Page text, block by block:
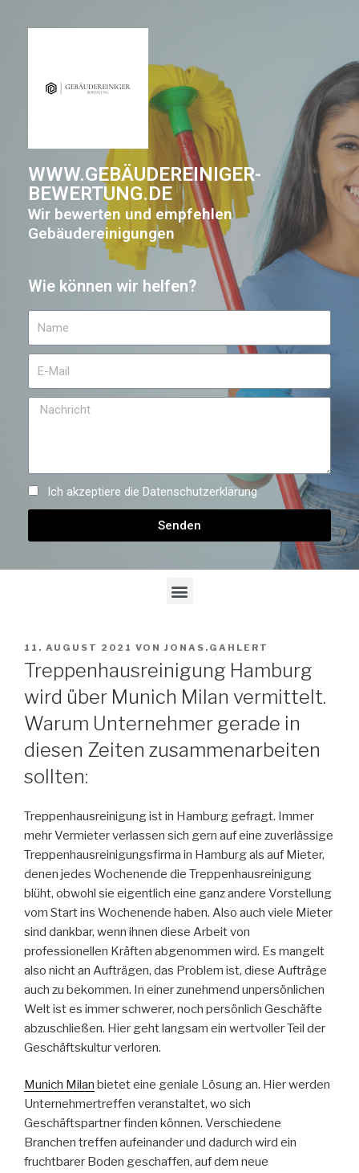
WWW.GEBÄUDEREINIGER-
BEWERTUNG.DE
Wir bewerten und empfehlen
Gebäudereinigungen
Wie können wir helfen?
Ich akzeptiere die Datenschutzerklärung
Senden
11. AUGUST 2021 VON JONAS.GAHLERT
Treppenhausreinigung Hamburg
wird über Munich Milan vermittelt.
Warum Unternehmer gerade in
diesen Zeiten zusammenarbeiten
sollten:
Treppenhausreinigung ist in Hamburg gefragt. Immer
mehr Vermieter verlassen sich gern auf eine zuverlässige
Treppenhausreinigungsfirma in Hamburg als auf Mieter,
denen jedes Wochenende die Treppenhausreinigung
blüht, obwohl sie eigentlich eine ganz andere Vorstellung
vom Start ins Wochenende haben. Also auch viele Mieter
sind dankbar, wenn ihnen diese Arbeit von
professionellen Kräften abgenommen wird. Es mangelt
also nicht an Aufträgen, das Problem ist, diese Aufträge
auch zu bekommen. In einer zunehmend unpersönlichen
Welt ist es immer schwerer, noch persönlich Geschäfte
abzuschließen. Hier geht langsam ein wertvoller Teil der
Geschäftskultur verloren.
Munich Milan bietet eine geniale Lösung an. Hier werden
Unternehmertreffen veranstaltet, wo sich
Geschäftspartner finden können. Verschiedene
Branchen treffen aufeinander und dadurch wird ein
fruchtbarer Boden geschaffen, auf dem neue